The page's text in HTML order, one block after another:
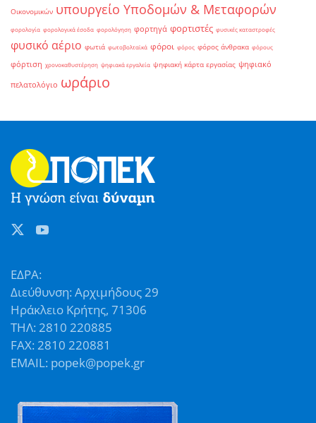
Οικονομικών υπουργείο Υποδομών & Μεταφορών
φορολογία φορολογικά έσοδα φορολόγηση φορτηγά φορτιστές φυσικές καταστροφές
φυσικό αέριο φωτιά φωτοβολταϊκά φόροι φόρος φόρος άνθρακα φόρους
φόρτιση χρονοκαθυστέρηση ψηφιακά εργαλεία ψηφιακή κάρτα εργασίας ψηφιακό
πελατολόγιο ωράριο
ΕΔΡΑ:
Διεύθυνση: Αρχιμήδους 29
Ηράκλειο Κρήτης, 71306
ΤΗΛ: 2810 220885
FAX: 2810 220881
EMAIL: popek@popek.gr